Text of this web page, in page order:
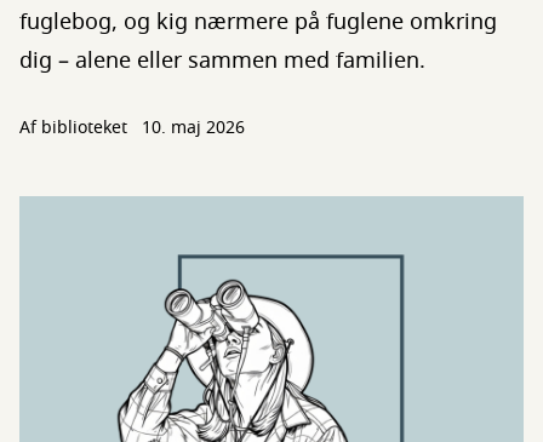
fuglebog, og kig nærmere på fuglene omkring
dig – alene eller sammen med familien.
Af biblioteket 10. maj 2026